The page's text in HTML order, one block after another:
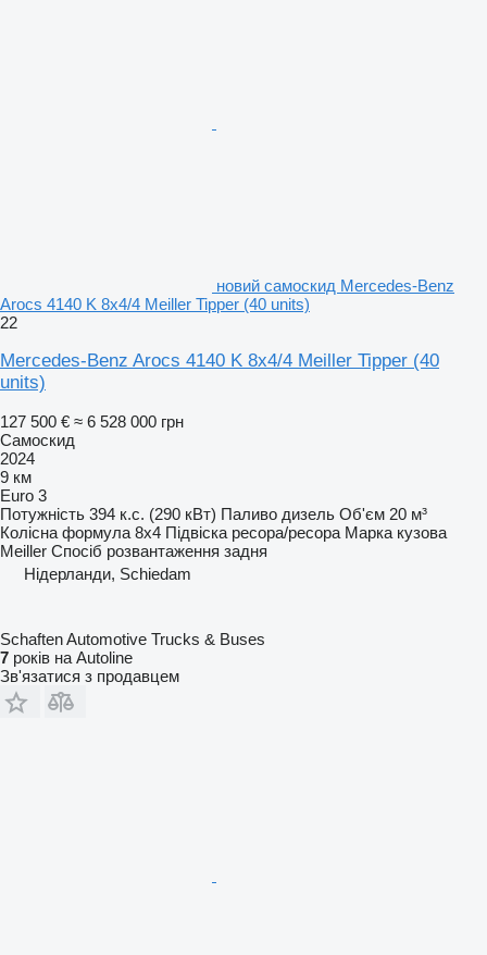
новий самоскид Mercedes-Benz
Arocs 4140 K 8x4/4 Meiller Tipper (40 units)
22
Mercedes-Benz Arocs 4140 K 8x4/4 Meiller Tipper (40
units)
127 500 € ≈ 6 528 000 грн
Самоскид
2024
9 км
Euro 3
Потужність 394 к.с. (290 кВт) Паливо дизель Об'єм 20 м³
Колісна формула 8x4 Підвіска ресора/ресора Марка кузова
Meiller Спосіб розвантаження задня
Нідерланди, Schiedam
Schaften Automotive Trucks & Buses
7 років на Autoline
Зв'язатися з продавцем